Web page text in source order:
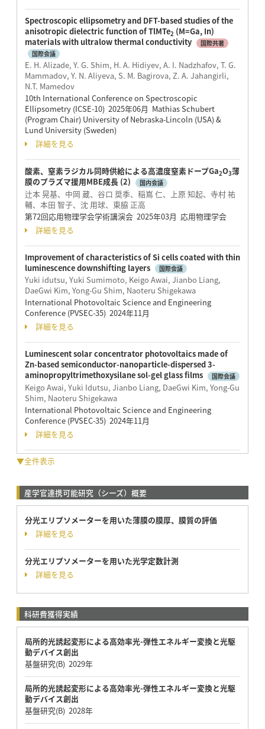
Spectroscopic ellipsometry and DFT-based studies of the
anisotropic dielectric function of TlMTe2 (M=Ga, In)
materials with ultralow thermal conductivity
国際共著
国際会議
E. H. Alizade, Y. G. Shim, H. A. Hidiyev, A. I. Nadzhafov, T. G.
Mammadov, Y. N. Aliyeva, S. M. Bagirova, Z. A. Jahangirli,
N.T. Mamedov
10th International Conference on Spectroscopic
Ellipsometry (ICSE-10) 2025年06月 Mathias Schubert
(Program Chair) University of Nebraska-Lincoln (USA) &
Lund University (Sweden)
詳細を見る
酸素、窒素ラジカル同時供給による高濃度窒素ドープGa2O3薄
膜のプラズマ援用MBE成長 (2)
国内会議
辻本 晃基、中岡 蔵、谷口 奨季、稲嶌 仁、上原 知起、寺村 祐
輔、本田 智子、沈 用球、東脇 正高
第72回応用物理学会学術講演会 2025年03月 応用物理学会
詳細を見る
Improvement of characteristics of Si cells coated with thin
luminescence downshifting layers
国際会議
Yuki idutsu, Yuki Sumimoto, Keigo Awai, Jianbo Liang,
DaeGwi Kim, Yong-Gu Shim, Naoteru Shigekawa
International Photovoltaic Science and Engineering
Conference (PVSEC-35) 2024年11月
詳細を見る
Luminescent solar concentrator photovoltaics made of
Zn-based semiconductor-nanoparticle-dispersed 3-
aminopropyltrimethoxysilane sol-gel glass films
国際会議
Keigo Awai, Yuki Idutsu, Jianbo Liang, DaeGwi Kim, Yong-Gu
Shim, Naoteru Shigekawa
International Photovoltaic Science and Engineering
Conference (PVSEC-35) 2024年11月
詳細を見る
▼全件表示
産学官連携可能研究（シーズ）概要
分光エリプソメーターを用いた薄膜の膜厚、膜質の評価
詳細を見る
分光エリプソメーターを用いた光学定数計測
詳細を見る
科研費獲得実績
局所的光誘起変形による高効率光-弾性エネルギー変換と光駆
動デバイス創出
基盤研究(B) 2029年
局所的光誘起変形による高効率光-弾性エネルギー変換と光駆
動デバイス創出
基盤研究(B) 2028年